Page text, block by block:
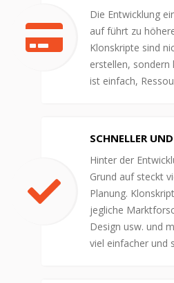
Die Entwicklung
auf führt zu
Klonskripte sind
erstellen, sondern
ist einfach,
SCHNELLER
Hinter der
Grund auf steckt
Planung.
jegliche
Design usw. und
viel einfacher und